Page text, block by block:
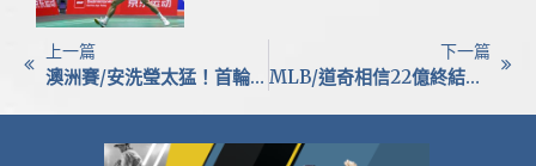
上一篇
澳洲賽/安洗瑩太猛！首輪只讓對手拿12分 力拚單季10冠紀錄強勢開局
下一篇
MLB/道奇相信22億終結者史考特！總管：他明年一定會強勢回歸 補強後援未必是首要目標